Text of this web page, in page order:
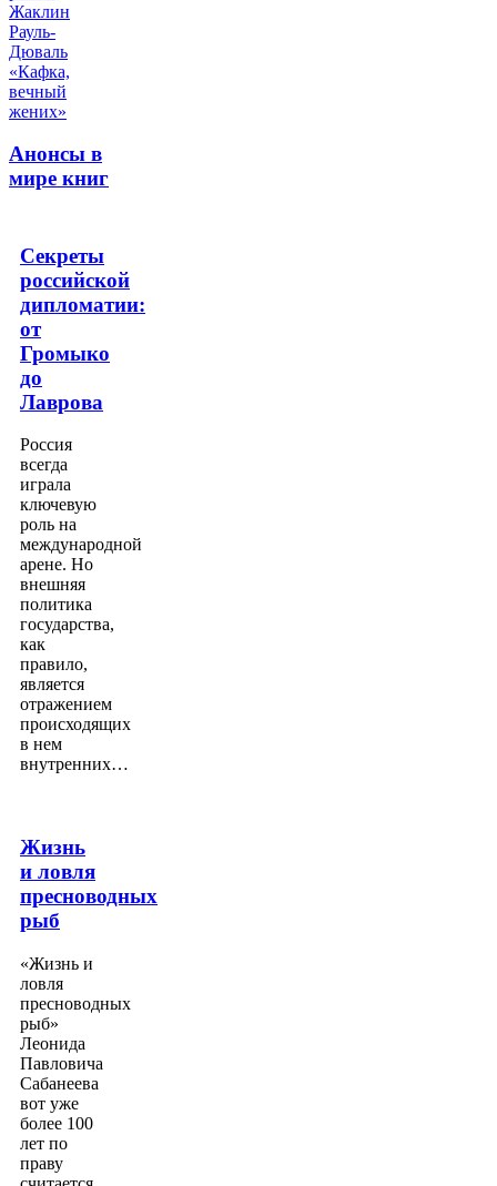
Анонсы в
мире книг
Секреты
российской
дипломатии:
от
Громыко
до
Лаврова
Россия
всегда
играла
ключевую
роль на
международной
арене. Но
внешняя
политика
государства,
как
правило,
является
отражением
происходящих
в нем
внутренних…
Жизнь
и ловля
пресноводных
рыб
«Жизнь и
ловля
пресноводных
рыб»
Леонида
Павловича
Сабанеева
вот уже
более 100
лет по
праву